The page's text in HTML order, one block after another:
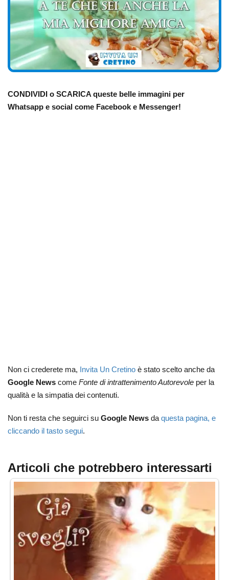
CONDIVIDI o SCARICA queste belle immagini per
Whatsapp e social come Facebook e Messenger!
Non ci crederete ma, Invita Un Cretino è stato scelto anche da
Google News come Fonte di intrattenimento Autorevole per la
qualità e la simpatia dei contenuti.
Non ti resta che seguirci su Google News da questa pagina, e
cliccando il tasto segui.
Articoli che potrebbero interessarti